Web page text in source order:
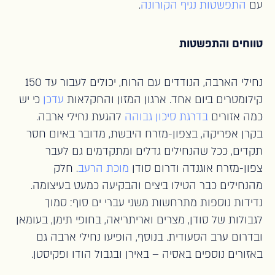
עם התפשטות נגיף הקורונה.
טווחים והתפשטות
נחילי הארבה, הנודדים עם הרוח, יכולים לעבור עד 150
קילומטרים ביום אחד. ארגון המזון והחקלאות עדכן כי יש
כמה אזורים בדרגת סיכון גבוהה להגעת נחילי ארבה.
בקרן אפריקה, בצפון-מזרח היבשת, מדובר באיום חסר
תקדים, ככל שהנחילים גדלים ומתקדמים גם לעבר
צפון-מזרח אוגנדה ודרום סודן מוכת הרעב. חלק
מהנחילים כבר הטילו ביצים והבקיעה כמעט בעיצומה.
נדידות נוספות מתרחשות משני עברי ים סוף: סמוך
לגבולות של סודן, מצרים ואריתריאה, בחופי תימן, בעומאן
ובדרום ערב הסעודית. בנוסף, הופיעו נחילי ארבה גם
באזורים נוספים באסיה – באירן ובגבול הודו ופקיסטן.